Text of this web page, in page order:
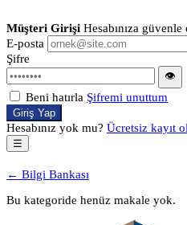
Müşteri Girişi Hesabınıza güvenle
E-posta
Şifre
👁
Beni hatırla Şifremi unuttum
Giriş Yap
Hesabınız yok mu? Ücretsiz kayıt
☰
← Bilgi Bankası
Bu kategoride henüz makale yok.